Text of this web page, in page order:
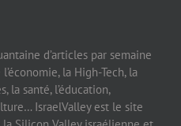
d’articles par semaine
la High-Tech, la
la santé, l’éducation,
IsraelValley est le site
Silicon Valley israélienne et